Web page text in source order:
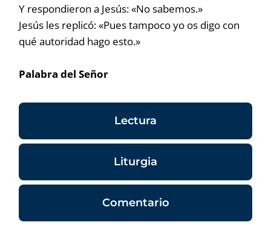
Y respondieron a Jesús: «No sabemos.»
Jesús les replicó: «Pues tampoco yo os digo con
qué autoridad hago esto.»
Palabra del Señor
Lectura
Liturgia
Comentario